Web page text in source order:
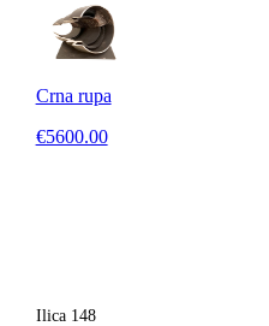
Crna rupa
€5600.00
Ilica 148